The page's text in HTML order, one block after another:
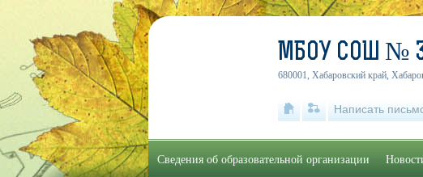
МБОУ СОШ №
680001, Хабаровский край,
Написать
Сведения об образовательной организации